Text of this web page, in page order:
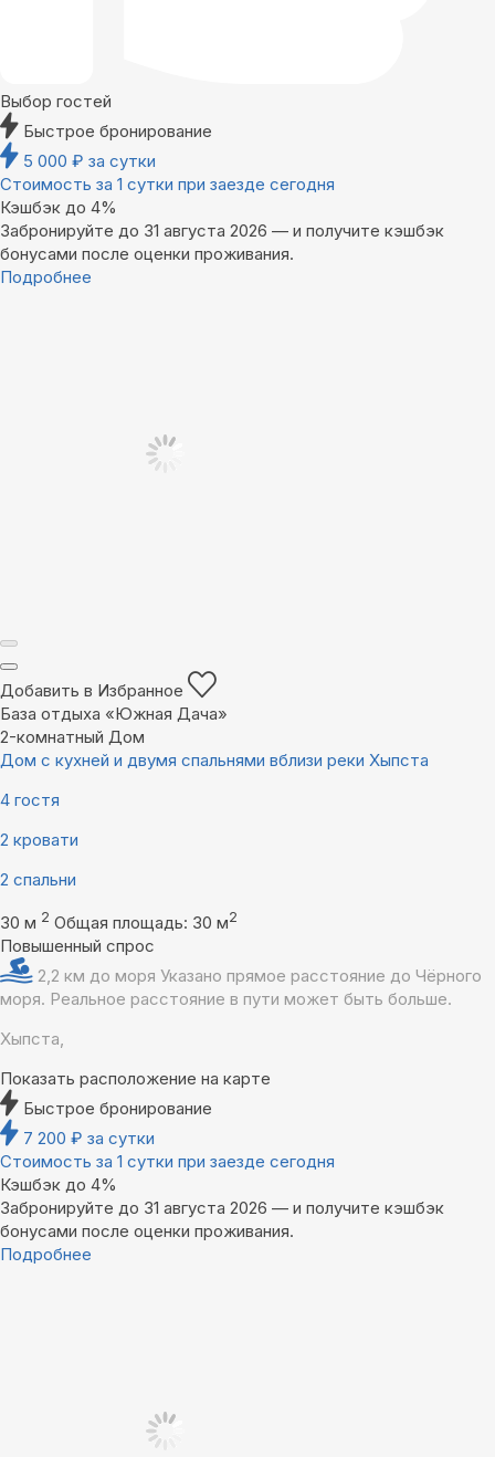
Выбор гостей
Быстрое бронирование
5 000 ₽ за сутки
Стоимость за 1 сутки при заезде сегодня
Кэшбэк до 4%
Забронируйте до 31 августа 2026 — и получите кэшбэк
бонусами после оценки проживания.
Подробнее
Добавить в Избранное
База отдыха «Южная Дача»
2-комнатный Дом
Дом с кухней и двумя спальнями вблизи реки Хыпста
4 гостя
2 кровати
2 спальни
30 м 2 Общая площадь: 30 м2
Повышенный спрос
2,2 км до моря Указано прямое расстояние до Чёрного
моря. Реальное расстояние в пути может быть больше.
Хыпста,
Показать расположение на карте
Быстрое бронирование
7 200 ₽ за сутки
Стоимость за 1 сутки при заезде сегодня
Кэшбэк до 4%
Забронируйте до 31 августа 2026 — и получите кэшбэк
бонусами после оценки проживания.
Подробнее